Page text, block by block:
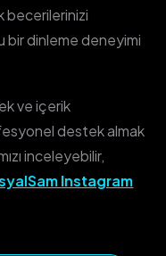
becerilerinizi
bir dinleme deneyimi
ve içerik
destek almak
inceleyebilir,
Instagram